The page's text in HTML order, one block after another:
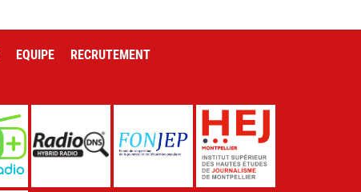
EQUIPE RECRUTEMENT